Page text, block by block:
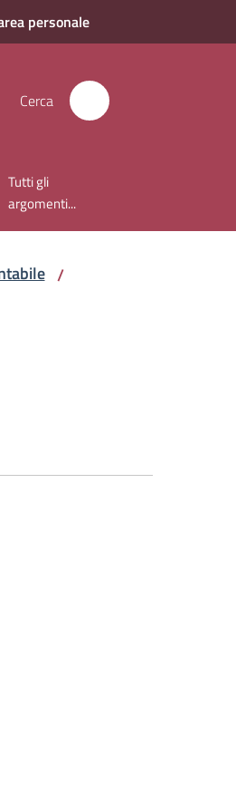
personale
Cerca
Tutti gli
argomenti...
/